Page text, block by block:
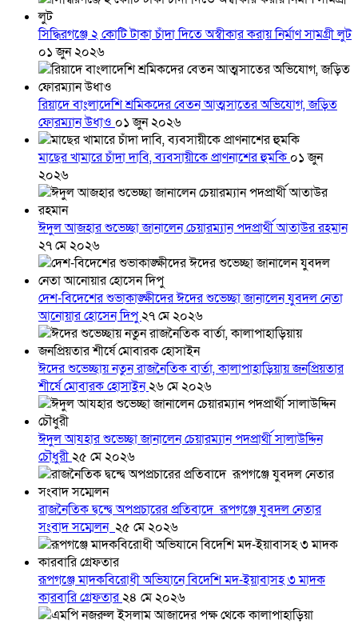
সিদ্ধিরগঞ্জে ২ কোটি টাকা চাঁদা দিতে অস্বীকার করায় নির্মাণ সামগ্রী লুট
০১ জুন ২০২৬
রিয়াদে বাংলাদেশি শ্রমিকদের বেতন আত্মসাতের অভিযোগ, জড়িত
ফোরম্যান উধাও ০১ জুন ২০২৬
মাছের খামারে চাঁদা দাবি, ব্যবসায়ীকে প্রাণনাশের হুমকি ০১ জুন
২০২৬
ঈদুল আজহার শুভেচ্ছা জানালেন চেয়ারম্যান পদপ্রার্থী আতাউর রহমান
২৭ মে ২০২৬
দেশ-বিদেশের শুভাকাঙ্ক্ষীদের ঈদের শুভেচ্ছা জানালেন যুবদল নেতা
আনোয়ার হোসেন দিপু২৭ মে ২০২৬
ঈদের শুভেচ্ছায় নতুন রাজনৈতিক বার্তা, কালাপাহাড়িয়ায় জনপ্রিয়তার
শীর্ষে মোবারক হোসাইন২৬ মে ২০২৬
ঈদুল আযহার শুভেচ্ছা জানালেন চেয়ারম্যান পদপ্রার্থী সালাউদ্দিন
চৌধুরী২৫ মে ২০২৬
রাজনৈতিক দ্বন্দ্বে অপপ্রচারের প্রতিবাদে ‎রূপগঞ্জে যুবদল নেতার
সংবাদ সম্মেলন ‎ ২৫ মে ২০২৬
রূপগঞ্জে মাদকবিরোধী অভিযানে বিদেশি মদ-ইয়াবাসহ ৩ মাদক
কারবারি গ্রেফতার২৪ মে ২০২৬